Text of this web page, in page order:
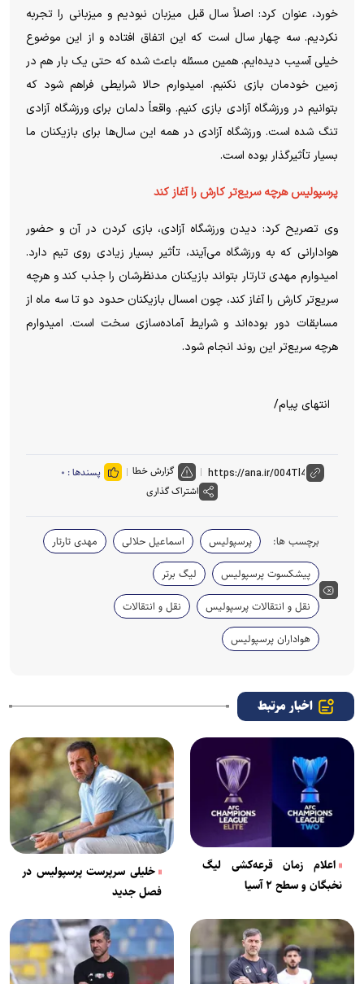
خورد، عنوان کرد: اصلاً سال قبل میزبان نبودیم و میزبانی را تجربه
نکردیم. سه چهار سال است که این اتفاق افتاده و از این موضوع
خیلی آسیب دیده‌ایم. همین مسئله باعث شده که حتی یک بار هم در
زمین خودمان بازی نکنیم. امیدوارم حالا شرایطی فراهم شود که
بتوانیم در ورزشگاه آزادی بازی کنیم. واقعاً دلمان برای ورزشگاه آزادی
تنگ شده است. ورزشگاه آزادی در همه این سال‌ها برای بازیکنان ما
بسیار تأثیرگذار بوده است.
پرسپولیس هرچه سریع‌تر کارش را آغاز کند
وی تصریح کرد: دیدن ورزشگاه آزادی، بازی کردن در آن و حضور
هوادارانی که به ورزشگاه می‌آیند، تأثیر بسیار زیادی روی تیم دارد.
امیدوارم مهدی تارتار بتواند بازیکنان مدنظرشان را جذب کند و هرچه
سریع‌تر کارش را آغاز کند، چون امسال بازیکنان حدود دو تا سه ماه از
مسابقات دور بوده‌اند و شرایط آماده‌سازی سخت است. امیدوارم
هرچه سریع‌تر این روند انجام شود.
انتهای پیام/
گزارش خطا پسندها : ۰
اشتراک گذاری
برچسب ها: پرسپولیس اسماعیل حلالی
مهدی تارتار
پیشکسوت پرسپولیس
لیگ برتر
نقل و انتقالات پرسپولیس
نقل و انتقالات
هواداران پرسپولیس
اخبار مرتبط
اعلام زمان قرعه‌کشی لیگ
نخبگان و سطح ۲ آسیا
خلیلی سرپرست پرسپولیس در
فصل جدید